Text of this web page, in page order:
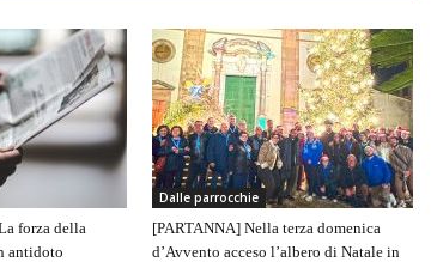
forza della
antidoto
Dalle parrocchie
[PARTANNA] Nella terza domenica
d’Avvento acceso l’albero di Natale in